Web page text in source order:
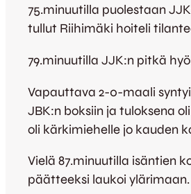
75.minuutilla puolestaan
tullut Riihimäki hoiteli
79.minuutilla JJK:n pitkä
Vapauttava 2-0-maali
JBK:n boksiin ja tuloksena
oli kärkimiehelle jo kauden
Vielä 87.minuutilla isäntien
päätteeksi laukoi ylärimaan.